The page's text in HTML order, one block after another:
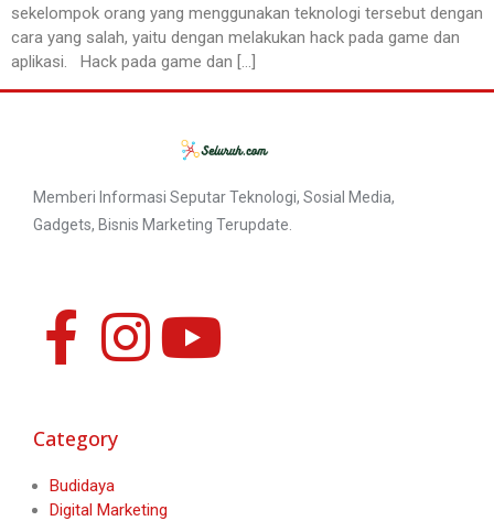
sekelompok orang yang menggunakan teknologi tersebut dengan
cara yang salah, yaitu dengan melakukan hack pada game dan
aplikasi. Hack pada game dan […]
Memberi Informasi Seputar Teknologi, Sosial Media,
Gadgets, Bisnis Marketing Terupdate.
Category
Budidaya
Digital Marketing